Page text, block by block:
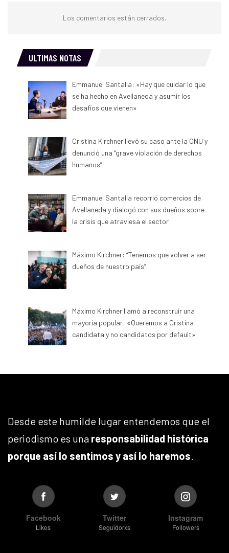
Los comentarios están cerrados.
ULTIMAS NOTAS
Emmanuel Santalla: «Hay que cuidar lo que
se ha hecho en Avellaneda y asumir los
desafíos que vienen»
Cristina Kirchner llevó su caso ante la ONU y
denunció una “grave violación de derechos
humanos”
Emmanuel Santalla recorrió comercios de
Avellaneda y dialogó con sus dueños sobre
la crisis que atraviesa el sector
Máximo Kirchner: “Tenemos que volver a ser
dueños de nuestro país”
Máximo Kirchner llamó a reconstruir una
mayoría popular: «Queremos a Cristina
candidata y no candidatos por default»
Desde este humilde lugar entendemos que el
periodismo es una responsabilidad histórica
porque así lo sentimos y así lo haremos.
Facebook
Likes
Twitter
Seguidorxs
Instagram
Followers